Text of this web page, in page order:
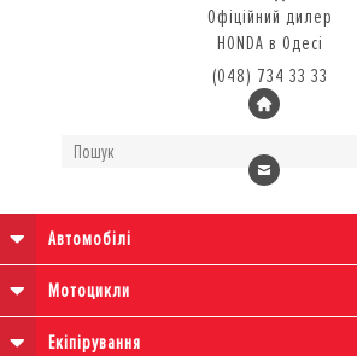
Офіційний дилер
HONDA в Одесі
(048) 734 33 33
Автомобілі
Мотоцикли
Екіпірування